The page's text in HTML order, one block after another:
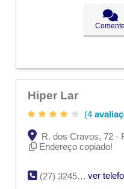
09:00 -
09:00 -
09:00 -Comente
Hiper Lar
(4
R. dos Cravos, 72 -
Endereço copiado!
(27) 3245-4375
ver